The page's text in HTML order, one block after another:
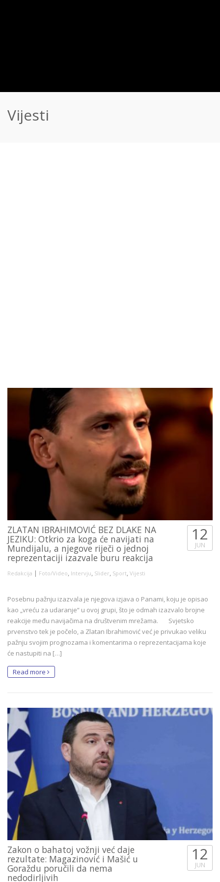
Vijesti
ZLATAN IBRAHIMOVIĆ BEZ DLAKE NA
JEZIKU: Otkrio za koga će navijati na
Mundijalu, a njegove riječi o jednoj
reprezentaciji izazvale buru reakcija
Redakcija | Foto/Video, Intervju, Slider, Sport, Vijesti
12
JUN
Posebnu pažnju izazvala je njegova izjava o Panami, koju je opisao
kao „vreću za udaranje“ u ovoj grupi, što je odmah izazvalo brojne
reakcije među navijačima na društvenim mrežama. Svjetsko
prvenstvo tek je počelo, a Zlatan Ibrahimović već je privukao veliku
pažnju svojim prognozama i komentarima o reprezentacijama koje
će nastupiti na […]
Read more
Zakon o bahatoj vožnji već daje
rezultate: Magazinović i Mašić u
Goraždu poručili da nema
nedodirljivih
12
JUN